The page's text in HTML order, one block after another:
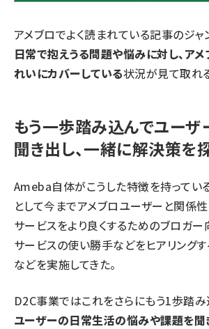
アメブロでよく読まれている記事のジャ
日常で抱えうる問題や悩みに対し、ア
れいにカバーしている状況が見て取れ
もう一歩踏み込んでユー
聞き出し、一緒に解決策を
Ameba自体がこうした特徴を持ってい
として今までアメブロユーザーと関係性
サービスをより良くするためのブロガー
サービスの使い勝手などをヒアリング
などを実施してきた。
D2C事業ではこれをさらにもう1歩踏み
ユーザーの日常生活の悩みや課題を聞